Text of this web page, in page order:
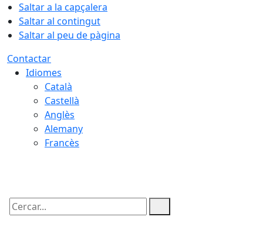
Saltar a la capçalera
Saltar al contingut
Saltar al peu de pàgina
Contactar
Idiomes
Català
Castellà
Anglès
Alemany
Francès
Cercar: